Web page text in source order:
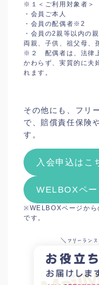
※１＜ご利用対象者＞
・会員ご本人
・会員の配偶者※2
・会員の2親等以内の
両親、子供、祖父母、
※２ 配偶者は、法律
かわらず、実質的に夫
れます。
その他にも、フリ
で、賠償責任保険
す。
入会申込はこ
WELBOXペー
※WELBOXページから
です。